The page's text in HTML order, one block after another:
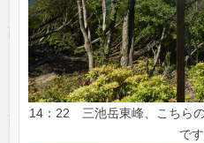
14：22 三池岳東峰、こちら
です